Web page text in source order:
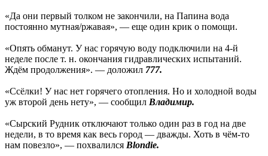
«Да они первый толком не закончили, на Папина вода
постоянно мутная/ржавая», — еще один крик о помощи.
«Опять обманут. У нас горячую воду подключили на 4-й
неделе после т. н. окончания гидравлических испытаний.
Ждём продолжения». — доложил 777.
«Ссёлки! У нас нет горячего отопления. Но и холодной воды
уж второй день нету», — сообщил Владимир.
«Сырский Рудник отключают только один раз в год на две
недели, в то время как весь город — дважды. Хоть в чём-то
нам повезло», — похвалился Blondie.